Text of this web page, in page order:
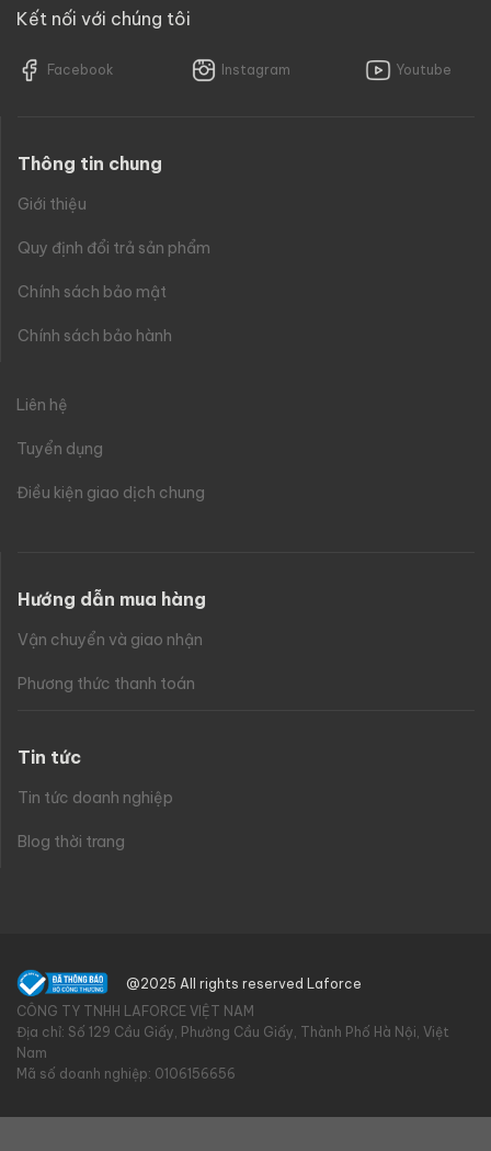
Kết nối với chúng tôi
Facebook Instagram Youtube
Thông tin chung
Giới thiệu
Quy định đổi trả sản phẩm
Chính sách bảo mật
Chính sách bảo hành
Liên hệ
Tuyển dụng
Điều kiện giao dịch chung
Hướng dẫn mua hàng
Vận chuyển và giao nhận
Phương thức thanh toán
Tin tức
Tin tức doanh nghiệp
Blog thời trang
@2025 All rights reserved Laforce
CÔNG TY TNHH LAFORCE VIỆT NAM
Địa chỉ: Số 129 Cầu Giấy, Phường Cầu Giấy, Thành Phố Hà Nội, Việt
Nam
Mã số doanh nghiệp: 0106156656